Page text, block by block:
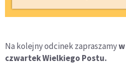
Na kolejny odcinek zapraszamy
czwartek Wielkiego Postu.